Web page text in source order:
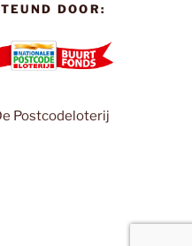
DOOR:
Postcodeloterij